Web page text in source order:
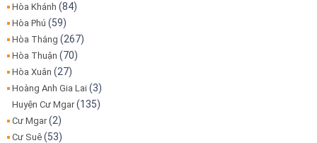
Hòa Khánh (84)
Hòa Phú (59)
Hòa Thắng (267)
Hòa Thuận (70)
Hòa Xuân (27)
Hoàng Anh Gia Lai (3)
Huyện Cư Mgar(135)
Cư Mgar(2)
Cư Suê (53)